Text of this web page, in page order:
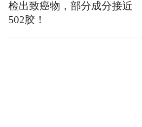
检出致癌物，部分成分接近
502胶！